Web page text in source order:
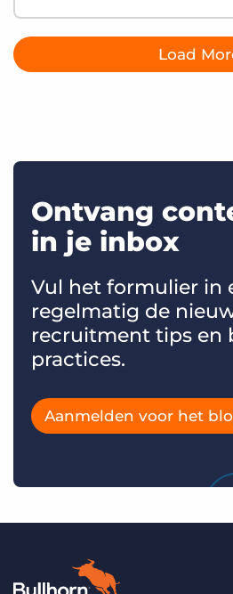
Load
Ontvang
in je inbox
Vul het formulier in
regelmatig de
recruitment tips en
practices.
Aanmelden voor het